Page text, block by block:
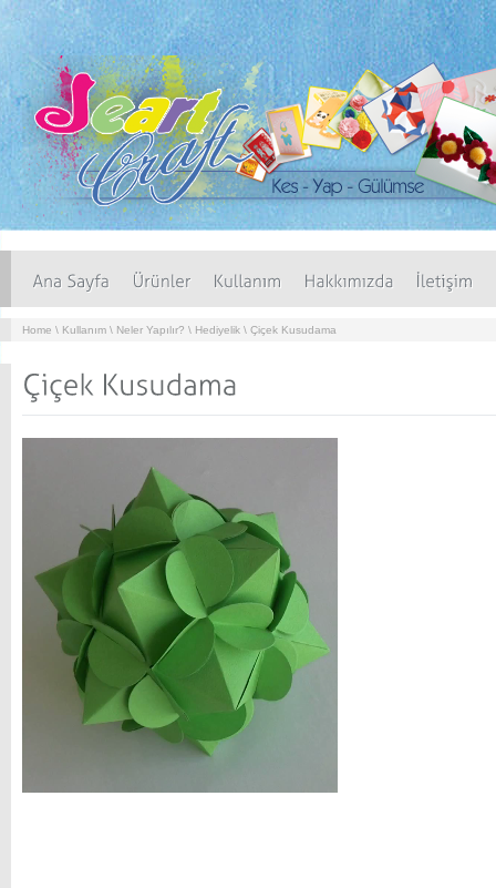
Home \ Kullanım \ Neler Yapılır? \ Hediyelik \ Çiçek Kusudama